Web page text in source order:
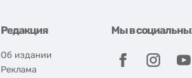
Редакция
Об издании
Реклама
Мы в